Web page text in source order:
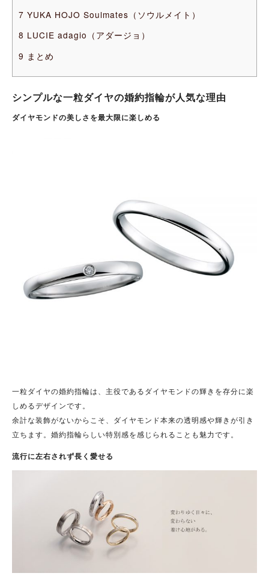
7 YUKA HOJO Soulmates（ソウルメイト）
8 LUCIE adagio（アダージョ）
9 まとめ
シンプルな一粒ダイヤの婚約指輪が人気な理由
ダイヤモンドの美しさを最大限に楽しめる
一粒ダイヤの婚約指輪は、主役であるダイヤモンドの輝きを存分に楽
しめるデザインです。
余計な装飾がないからこそ、ダイヤモンド本来の透明感や輝きが引き
立ちます。婚約指輪らしい特別感を感じられることも魅力です。
流行に左右されず長く愛せる